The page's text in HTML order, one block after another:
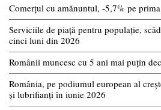
Comerțul cu amănuntul, -5,7% pe
Serviciile de piață pentru populație,
cinci luni din 2026
Românii muncesc cu 5 ani mai puțin
România, pe podiumul european al
și lubrifianți în iunie 2026